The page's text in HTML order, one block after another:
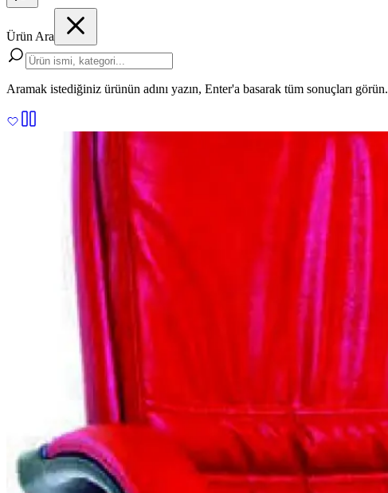
Ürün Ara
Aramak istediğiniz ürünün adını yazın, Enter'a basarak tüm sonuçları görün.